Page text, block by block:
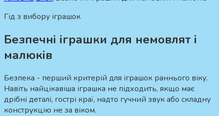
Гід з вибору іграшок
Безпечні іграшки для немовлят і
малюків
Безпека - перший критерій для іграшок раннього віку.
Навіть найцікавіша іграшка не підходить, якщо має
дрібні деталі, гострі краї, надто гучний звук або складну
конструкцію не за віком.